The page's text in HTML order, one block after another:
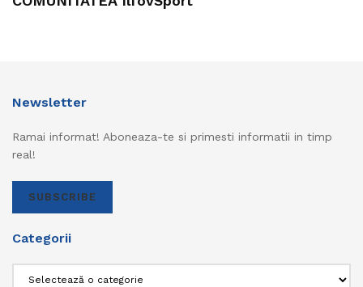
Newsletter
Ramai informat! Aboneaza-te si primesti informatii in timp
real!
SUBSCRIBE
Categorii